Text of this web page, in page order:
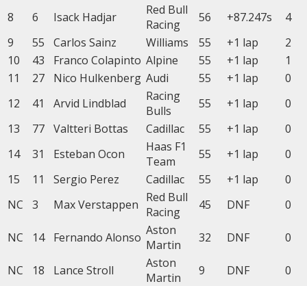
8 6 Isack Hadjar
Red Bull
Racing
56 +87.247s
4
9
55 Carlos Sainz Williams 55 +1 lap
2
10
43 Franco Colapinto Alpine 55 +1 lap
1
11
27 Nico Hulkenberg Audi 55 +1 lap
0
12
41 Arvid Lindblad
Racing
Bulls
55 +1 lap
0
13
77 Valtteri Bottas Cadillac 55 +1 lap
0
14
31 Esteban Ocon
Haas F1
Team
55 +1 lap
0
15
11 Sergio Perez Cadillac 55 +1 lap
0
NC
3 MaxVerstappen Red Bull
Racing
45 DNF 0
NC 14 Fernando Alonso Aston
Martin
32 DNF 0
NC 18 Lance Stroll
Aston
Martin
9 DNF
0